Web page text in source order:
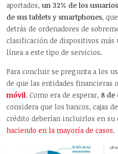
aportados,un 32% de los
de sus tablets y smartphones,
detrás de ordenadores de
clasificación de dispositivos más
línea a este tipo de servicios.
Para concluir se pregunta a los
de que las entidades financieras
móvil. Como era de esperar, 8 de
considera que los bancos, cajas
crédito deberían incluirlos en
haciendo en la mayoría de casos.